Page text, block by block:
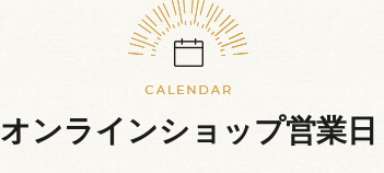
オンラインショップ営業日